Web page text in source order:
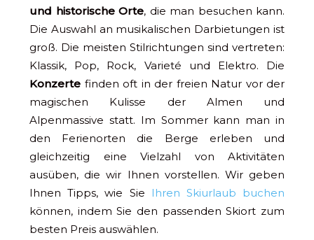
und historische Orte, die man besuchen kann.
Die Auswahl an musikalischen Darbietungen ist
groß. Die meisten Stilrichtungen sind vertreten:
Klassik, Pop, Rock, Varieté und Elektro. Die
Konzerte finden oft in der freien Natur vor der
magischen Kulisse der Almen und
Alpenmassive statt. Im Sommer kann man in
den Ferienorten die Berge erleben und
gleichzeitig eine Vielzahl von Aktivitäten
ausüben, die wir Ihnen vorstellen. Wir geben
Ihnen Tipps, wie Sie
Ihren Skiurlaub buchen
können, indem Sie den passenden Skiort zum
besten Preis auswählen.